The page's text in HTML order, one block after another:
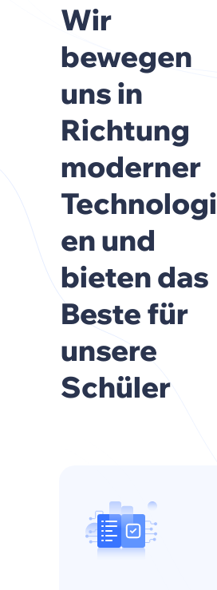
Wir
bewegen
uns in
Richtung
moderner
Technologi
en und
bieten das
Beste für
unsere
Schüler